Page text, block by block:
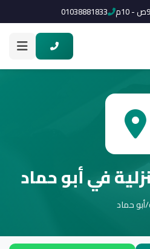
01038881833
في أبو حماد
/أبو حماد